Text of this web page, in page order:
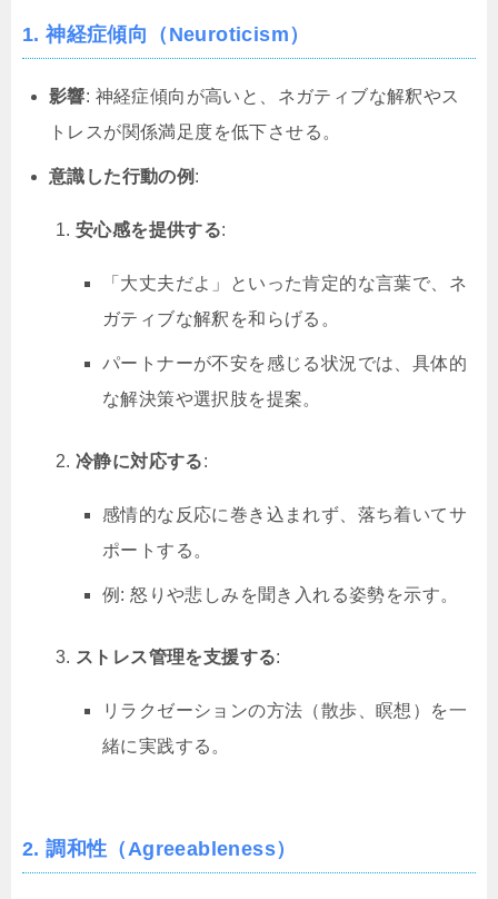
1. 神経症傾向（Neuroticism）
影響: 神経症傾向が高いと、ネガティブな解釈やス
トレスが関係満足度を低下させる。
意識した行動の例 :
安心感を提供する:
「大丈夫だよ」といった肯定的な言葉で、ネ
ガティブな解釈を和らげる。
パートナーが不安を感じる状況では、具体的
な解決策や選択肢を提案。
冷静に対応する:
感情的な反応に巻き込まれず、落ち着いてサ
ポートする。
例: 怒りや悲しみを聞き入れる姿勢を示す。
ストレス管理を支援する:
リラクゼーションの方法（散歩、瞑想）を一
緒に実践する。
2. 調和性（Agreeableness）